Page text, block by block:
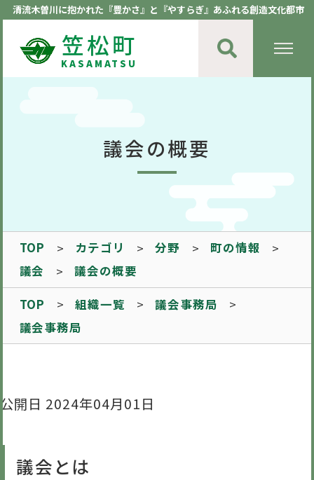
清流木曽川に抱かれた『豊かさ』と『やすらぎ』あふれる創造文化都市
笠松町
KASAMATSU
議会の概要
TOP カテゴリ 分野
町の情報
議会
議会の概要
TOP
組織一覧
議会事務局
議会事務局
公開日 2024年04月01日
議会とは